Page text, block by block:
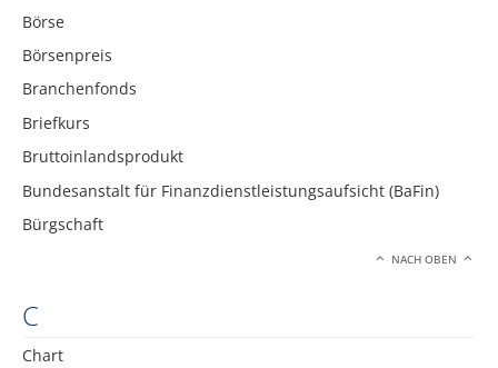
Börse
Börsenpreis
Branchenfonds
Briefkurs
Bruttoinlandsprodukt
Bundesanstalt für Finanzdienstleistungsaufsicht (BaFin)
Bürgschaft
NACH OBEN
C
Chart